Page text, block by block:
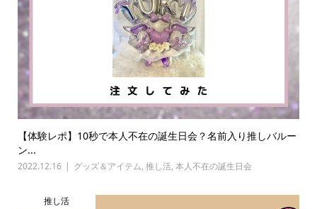
【体験レポ】10秒で本人不在の誕生日会？名前入り推しバルー
ン...
2022.12.16 グッズ＆アイテム, 推し活, 本人不在の誕生日会
推し活